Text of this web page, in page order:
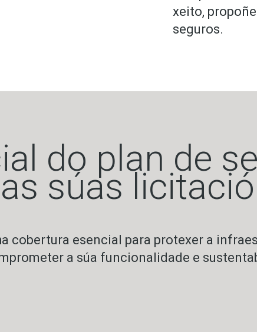
xeito,
seguros.
do plan de
súas
cobertura esencial para protexer a
a súa funcionalidade e